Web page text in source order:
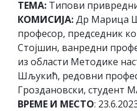
ТЕМА: Типови
КОМИСИЈА:Др Марица
професор, председник
Стојшин, ванредни
из области Методике
Шљукић, редовни
Гроздановски, студент
ВРЕМЕ И МЕСТО: